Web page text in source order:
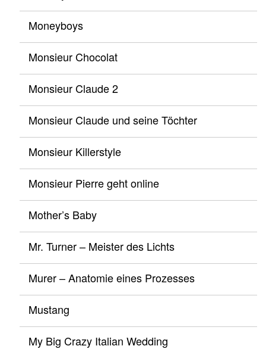
Moneyboys
Monsieur Chocolat
Monsieur Claude 2
Monsieur Claude und seine Töchter
Monsieur Killerstyle
Monsieur Pierre geht online
Mother’s Baby
Mr. Turner – Meister des Lichts
Murer – Anatomie eines Prozesses
Mustang
My Big Crazy Italian Wedding